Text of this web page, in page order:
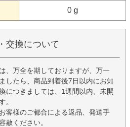
0 g
交換について
、万全を期しておりますが、万一
したら、商品到着後7日以内にお知
につきましては、1週間以内、未開
。
客様のご都合による返品、発送手
赦ください。